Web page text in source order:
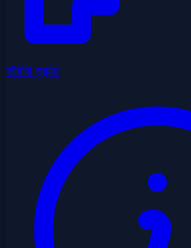
कीबोर्ड सुझाव